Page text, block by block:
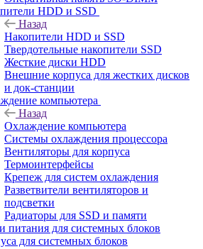
HDD и SSD
Назад
Накопители HDD и SSD
Твердотельные накопители SSD
Жесткие диски HDD
Внешние корпуса для жестких дисков
и док-станции
компьютера
Назад
Охлаждение компьютера
Системы охлаждения процессора
Вентиляторы для корпуса
Термоинтерфейсы
Крепеж для систем охлаждения
Разветвители вентиляторов и
подсветки
Радиаторы для SSD и памяти
питания для системных блоков
для системных блоков